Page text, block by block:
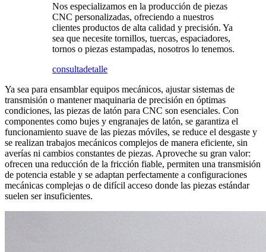
Nos especializamos en la producción de piezas
CNC personalizadas, ofreciendo a nuestros
clientes productos de alta calidad y precisión. Ya
sea que necesite tornillos, tuercas, espaciadores,
tornos o piezas estampadas, nosotros lo tenemos.
consultadetalle
Ya sea para ensamblar equipos mecánicos, ajustar sistemas de
transmisión o mantener maquinaria de precisión en óptimas
condiciones, las piezas de latón para CNC son esenciales. Con
componentes como bujes y engranajes de latón, se garantiza el
funcionamiento suave de las piezas móviles, se reduce el desgaste y
se realizan trabajos mecánicos complejos de manera eficiente, sin
averías ni cambios constantes de piezas. Aproveche su gran valor:
ofrecen una reducción de la fricción fiable, permiten una transmisión
de potencia estable y se adaptan perfectamente a configuraciones
mecánicas complejas o de difícil acceso donde las piezas estándar
suelen ser insuficientes.